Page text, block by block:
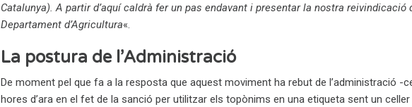
Catalunya). A partir d’aquí caldrà fer un pas endavant i presentar la nostra reivindicació
Departament d’Agricultura«.
La postura de l’Administració
De moment pel que fa a la resposta que aquest moviment ha rebut de l’administració -
hores d’ara en el fet de la sanció per utilitzar els topònims en una etiqueta sent un